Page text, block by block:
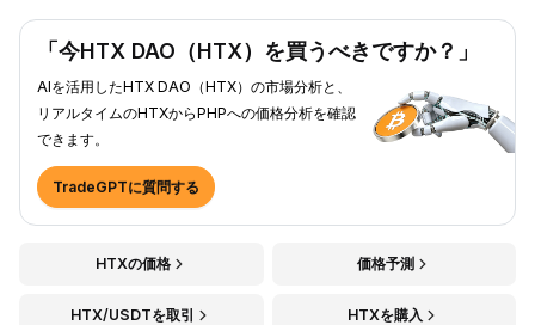
「今HTX DAO（HTX）を買うべきですか？」
AIを活用したHTX DAO（HTX）の市場分析と、
リアルタイムのHTXからPHPへの価格分析を確認
できます。
TradeGPTに質問する
HTXの価格 価格予測
HTX/USDTを取引 HTXを購入